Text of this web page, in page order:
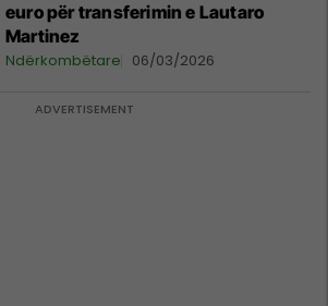
euro për transferimin e Lautaro
Martinez
Ndërkombëtare 06/03/2026